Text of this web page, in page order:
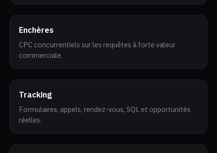
Enchères
CPC concurrentiels sur les requêtes à forte valeur
commerciale.
Tracking
Formulaires, appels, rendez-vous, SQL et opportunités
réelles.